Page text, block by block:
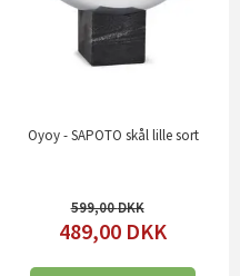
Oyoy - SAPOTO skål lille sort
599,00
489,00 DKK